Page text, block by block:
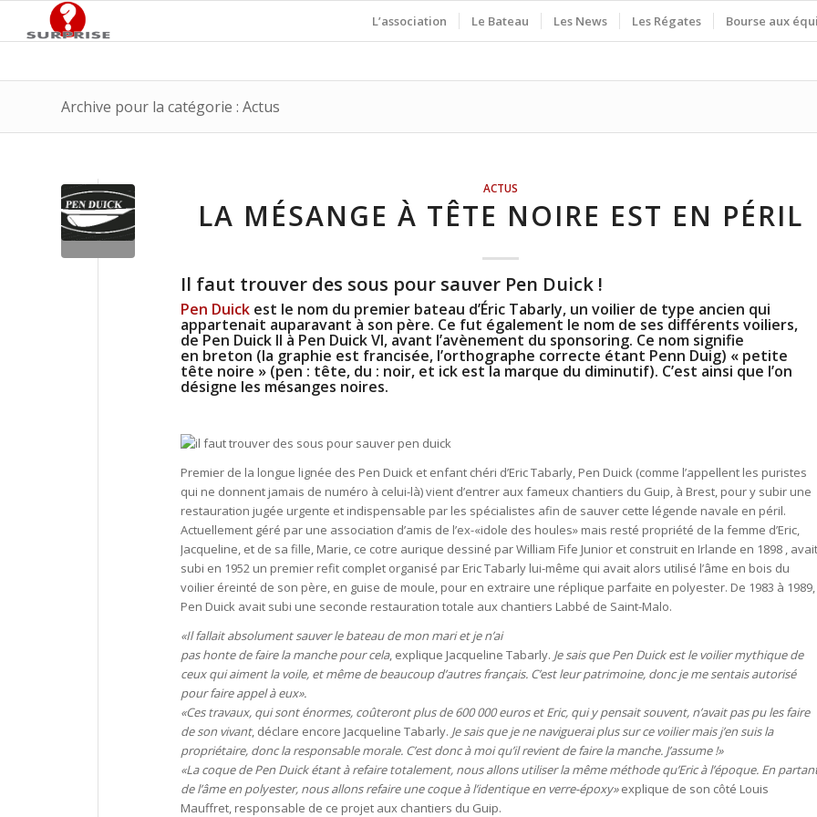
L’association Le Bateau Les News Les Régates Bourse aux
Archive pour la catégorie : Actus
ACTUS
LA MÉSANGE À TÊTE NOIRE EST EN PÉRIL
Il faut trouver des sous pour sauver Pen Duick !
Pen Duick est le nom du premier bateau d’Éric Tabarly, un voilier de type ancien qui
appartenait auparavant à son père. Ce fut également le nom de ses différents voiliers,
dePen Duick II à Pen Duick VI, avant l’avènement du sponsoring. Ce nom signifie
en breton (la graphie est francisée, l’orthographe correcte étant Penn Duig) « petite
tête noire » (pen: tête, du : noir, et ick est la marque du diminutif). C’est ainsi que l’on
désigne les mésanges noires.
Premier de la longue lignée des Pen Duick et enfant chéri d’Eric Tabarly, Pen Duick (comme l’appellent les puristes
qui ne donnent jamais de numéro à celui-là) vient d’entrer aux fameux chantiers du Guip, à Brest, pour y subir une
restauration jugée urgente et indispensable par les spécialistes afin de sauver cette légende navale en péril.
Actuellement géré par une association d’amis de l’ex-«idole des houles» mais resté propriété de la femme d’Eric,
Jacqueline, et de sa fille, Marie, ce cotre aurique dessiné par William Fife Junior et construit en Irlande en 1898 , avait
subi en 1952 un premier refit complet organisé par Eric Tabarly lui-même qui avait alors utilisé l’âme en bois du
voilier éreinté de son père, en guise de moule, pour en extraire une réplique parfaite en polyester. De 1983 à 1989,
Pen Duick avait subi une seconde restauration totale aux chantiers Labbé de Saint-Malo.
«Il fallait absolument sauver le bateau de mon mari et je n’ai
pas honte de faire la manche pour cela, explique Jacqueline Tabarly. Je sais que Pen Duick est le voilier mythique de
ceux qui aiment la voile, et même de beaucoup d’autres français. C’est leur patrimoine, donc je me sentais autorisé
pour faire appel à eux».
«Ces travaux, qui sont énormes, coûteront plus de 600 000 euros et Eric, qui y pensait souvent, n’avait pas pu les faire
de son vivant, déclare encore Jacqueline Tabarly. Je sais que je ne naviguerai plus sur ce voilier mais j’en suis la
propriétaire, donc la responsable morale. C’est donc à moi qu’il revient de faire la manche. J’assume !»
«La coque de Pen Duick étant à refaire totalement, nous allons utiliser la même méthode qu’Eric à l’époque. En
de l’âme en polyester, nous allons refaire une coque à l’identique en verre-époxy»explique de son côté Louis
Mauffret, responsable de ce projet aux chantiers du Guip.